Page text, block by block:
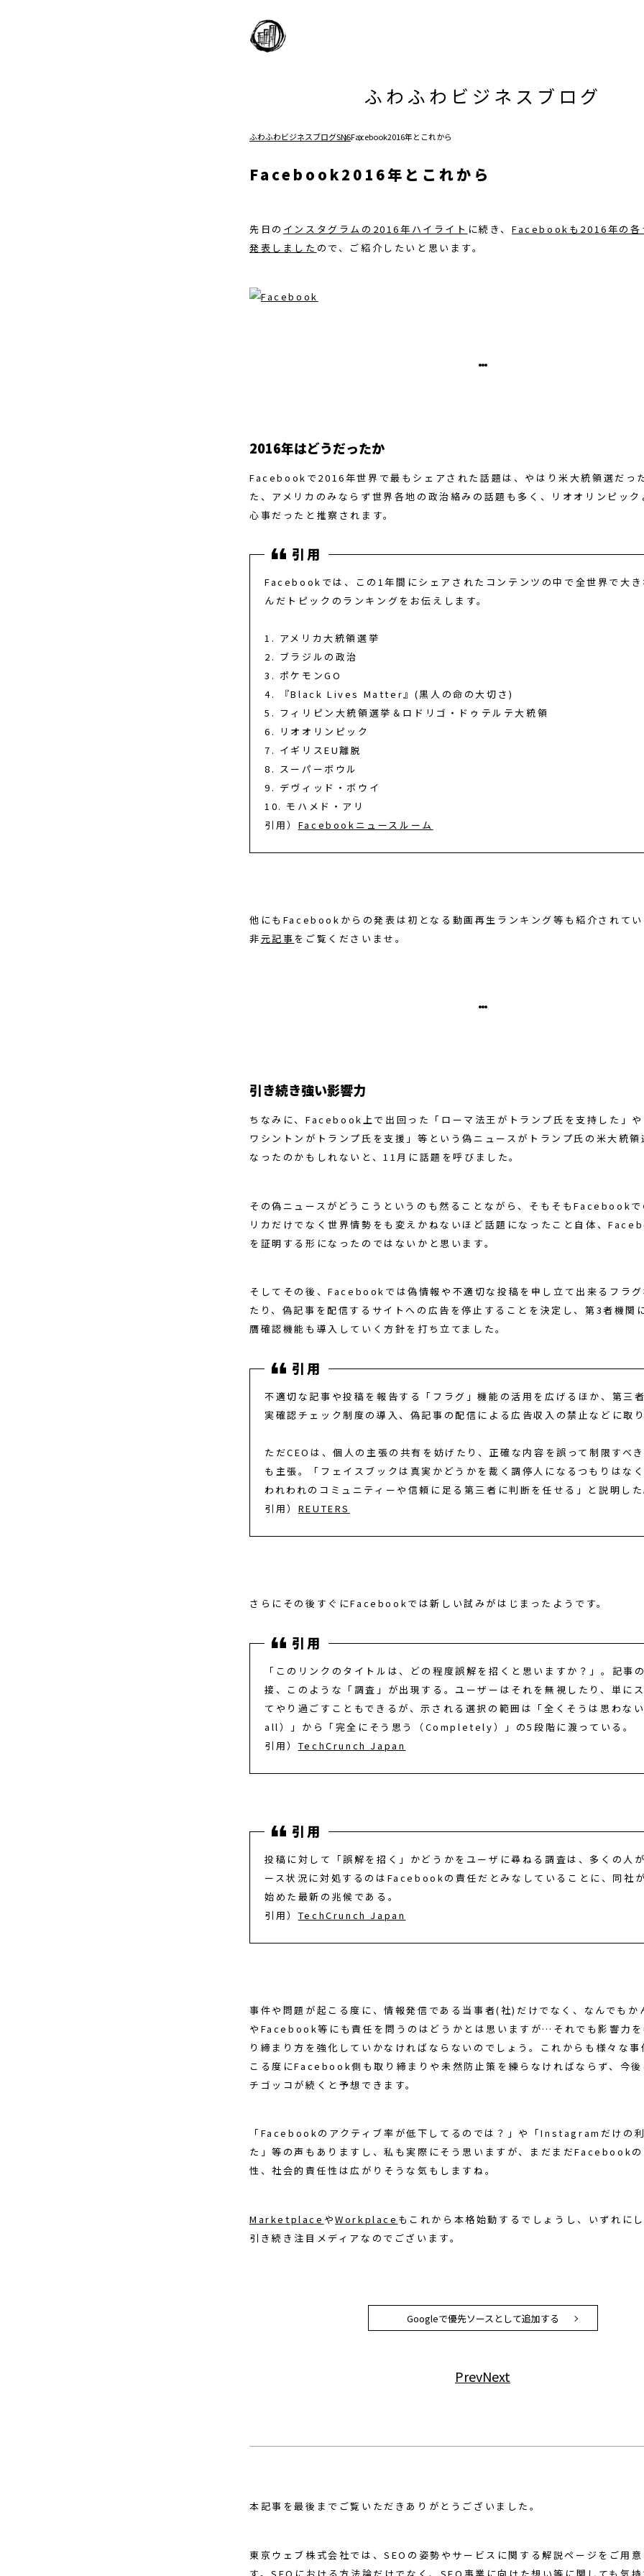
ふわふわビジネスブログ
ふわふわビジネスブログSNSFacebook2016年とこれから
Facebook2016年とこれから
先日の インスタグラムの2016年ハイライト に続き、Facebookも2016年の各
発表しました ので、ご紹介したいと思います。
2016年はどうだったか
Facebookで2016年世界で最もシェアされた話題は、やはり米大統領選だっ
た、アメリカのみならず世界各地の政治絡みの話題も多く、リオオリンピック
心事だったと推察されます。
Facebookでは、この1年間にシェアされたコンテンツの中で全世界で大き
んだトピックのランキングをお伝えします。
1. アメリカ大統領選挙
2. ブラジルの政治
3. ポケモンGO
4. 『Black Lives Matter』(黒人の命の大切さ)
5. フィリピン大統領選挙＆ロドリゴ・ドゥテルテ大統領
6. リオオリンピック
7. イギリスEU離脱
8. スーパーボウル
9. デヴィッド・ボウイ
10. モハメド・アリ
引用） Facebookニュースルーム
他にもFacebookからの発表は初となる動画再生ランキング等も紹介されてい
非元記事をご覧くださいませ。
引き続き強い影響力
ちなみに、Facebook上で出回った「ローマ法王がトランプ氏を支持した」や
ワシントンがトランプ氏を支援」等という偽ニュースがトランプ氏の米大統領
なったのかもしれないと、11月に話題を呼びました。
その偽ニュースがどうこうというのも然ることながら、そもそもFacebookで
リカだけでなく世界情勢をも変えかねないほど話題になったこと自体、
を証明する形になったのではないかと思います。
そしてその後、Facebookでは偽情報や不適切な投稿を申し立て出来るフラグ
たり、偽記事を配信するサイトへの広告を停止することを決定し、第3者機関
贋確認機能も導入していく方針を打ち立てました。
不適切な記事や投稿を報告する「フラグ」機能の活用を広げるほか、第三
実確認チェック制度の導入、偽記事の配信による広告収入の禁止などに取り
ただCEOは、個人の主張の共有を妨げたり、正確な内容を誤って制限すべ
も主張。「フェイスブックは真実かどうかを裁く調停人になるつもりはな
われわれのコミュニティーや信頼に足る第三者に判断を任せる」と説明した
引用） REUTERS
さらにその後すぐにFacebookでは新しい試みがはじまったようです。
「このリンクのタイトルは、どの程度誤解を招くと思いますか？」。記事
接、このような「調査」が出現する。ユーザーはそれを無視したり、単に
てやり過ごすこともできるが、示される選択の範囲は「全くそうは思わな
all）」から「完全にそう思う（Completely）」の5段階に渡っている。
引用） TechCrunch Japan
投稿に対して「誤解を招く」かどうかをユーザに尋ねる調査は、多くの人
ース状況に対処するのはFacebookの責任だとみなしていることに、同社
始めた最新の兆候である。
引用） TechCrunch Japan
事件や問題が起こる度に、情報発信である当事者(社)だけでなく、なんでも
やFacebook等にも責任を問うのはどうかとは思いますが…それでも影響力を
り締まり方を強化していかなければならないのでしょう。これからも様々な事
こる度にFacebook側も取り締まりや未然防止策を練らなければならず、今後
チゴッコが続くと予想できます。
「Facebookのアクティブ率が低下してるのでは？」や「Instagramだけの
た」等の声もありますし、私も実際にそう思いますが、まだまだFacebook
性、社会的責任性は広がりそうな気もしますね。
Marketplace やWorkplace もこれから本格始動するでしょうし、いずれに
引き続き注目メディアなのでございます。
Googleで優先ソースとして追加する
PrevNext
本記事を最後までご覧いただきありがとうございました。
東京ウェブ株式会社では、SEOの姿勢やサービスに関する解説ページをご用意